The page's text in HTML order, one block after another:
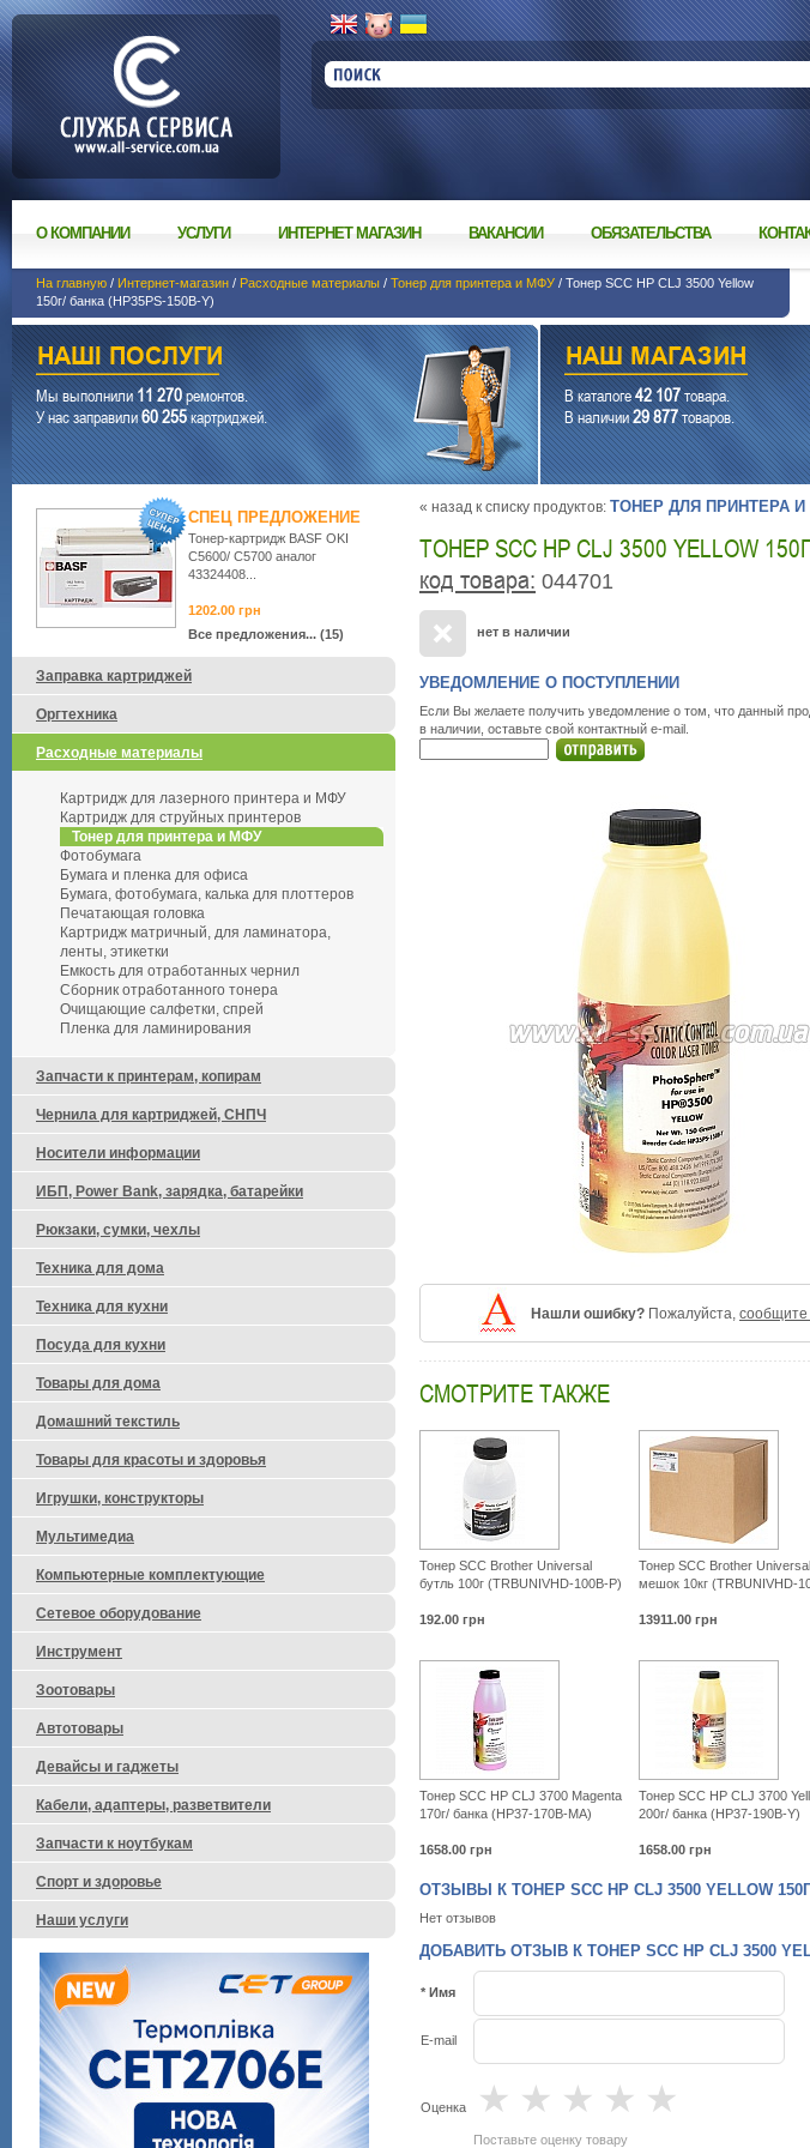
О КОМПАНИИ УСЛУГИ ИНТЕРНЕТ МАГАЗИН ВАКАНСИИ ОБЯЗАТЕЛЬСТВА
На главную / Интернет-магазин / Расходные материалы / Тонер для принтера и МФУ / Тонер SCC HP CLJ 3500 Yellow
150г/ банка (HP35PS-150B-Y)
Мы выполнили11 270ремонтов.
У нас заправили60 255картриджей.
В каталоге42 107товара.
В наличии29 877товаров.
« назад к списку продуктов: ТОНЕР ДЛЯ ПРИНТЕРА
ТОНЕР SCC HP CLJ 3500 YELLOW
код товара: 044701
нет в наличии
УВЕДОМЛЕНИЕ О ПОСТУПЛЕНИИ
Если Вы желаете получить уведомление о том, что данный
в наличии, оставьте свой контактный e-mail.
Нашли ошибку? Пожалуйста,
СМОТРИТЕ ТАКЖЕ
Тонер SCC Brother Universal
бутль 100г (TRBUNIVHD-100B-P)
Тонер SCC Brother Universal
мешок 10кг (TRBUNIVHD-
192.00 грн 13911.00 грн
Тонер SCC HP CLJ 3700 Magenta
170г/ банка (HP37-170B-MA)
Тонер SCC HP CLJ 3700
200г/ банка (HP37-190B-Y)
1658.00 грн 1658.00 грн
ОТЗЫВЫ К ТОНЕР SCC HP CLJ 3500 YELLOW
Нет отзывов
ДОБАВИТЬ ОТЗЫВ К ТОНЕР SCC HP CLJ 3500
* Имя
E-mail
Оценка ★
★
★
★
★
Поставьте оценку товару
СПЕЦ ПРЕДЛОЖЕНИЕ
Тонер-картридж BASF OKI
C5600/ C5700 аналог
43324408...
1202.00 грн
Все предложения... (15)
Заправка картриджей
Оргтехника
Расходные материалы
Картридж для лазерного принтера и МФУ
Картридж для струйных принтеров
Тонер для принтера и МФУ
Фотобумага
Бумага и пленка для офиса
Бумага, фотобумага, калька для плоттеров
Печатающая головка
Картридж матричный, для ламинатора,
ленты, этикетки
Емкость для отработанных чернил
Сборник отработанного тонера
Очищающие салфетки, спрей
Пленка для ламинирования
Запчасти к принтерам, копирам
Чернила для картриджей, СНПЧ
Носители информации
ИБП, Power Bank, зарядка, батарейки
Рюкзаки, сумки, чехлы
Техника для дома
Техника для кухни
Посуда для кухни
Товары для дома
Домашний текстиль
Товары для красоты и здоровья
Игрушки, конструкторы
Мультимедиа
Компьютерные комплектующие
Сетевое оборудование
Инструмент
Зоотовары
Автотовары
Девайсы и гаджеты
Кабели, адаптеры, разветвители
Запчасти к ноутбукам
Спорт и здоровье
Наши услуги